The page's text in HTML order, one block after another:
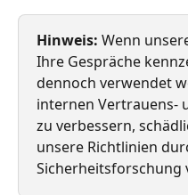
Hinweis: Wenn
Ihre Gespräche
dennoch verwendet
internen Vertrauens-
zu verbessern,
unsere Richtlinien
Sicherheitsforschung